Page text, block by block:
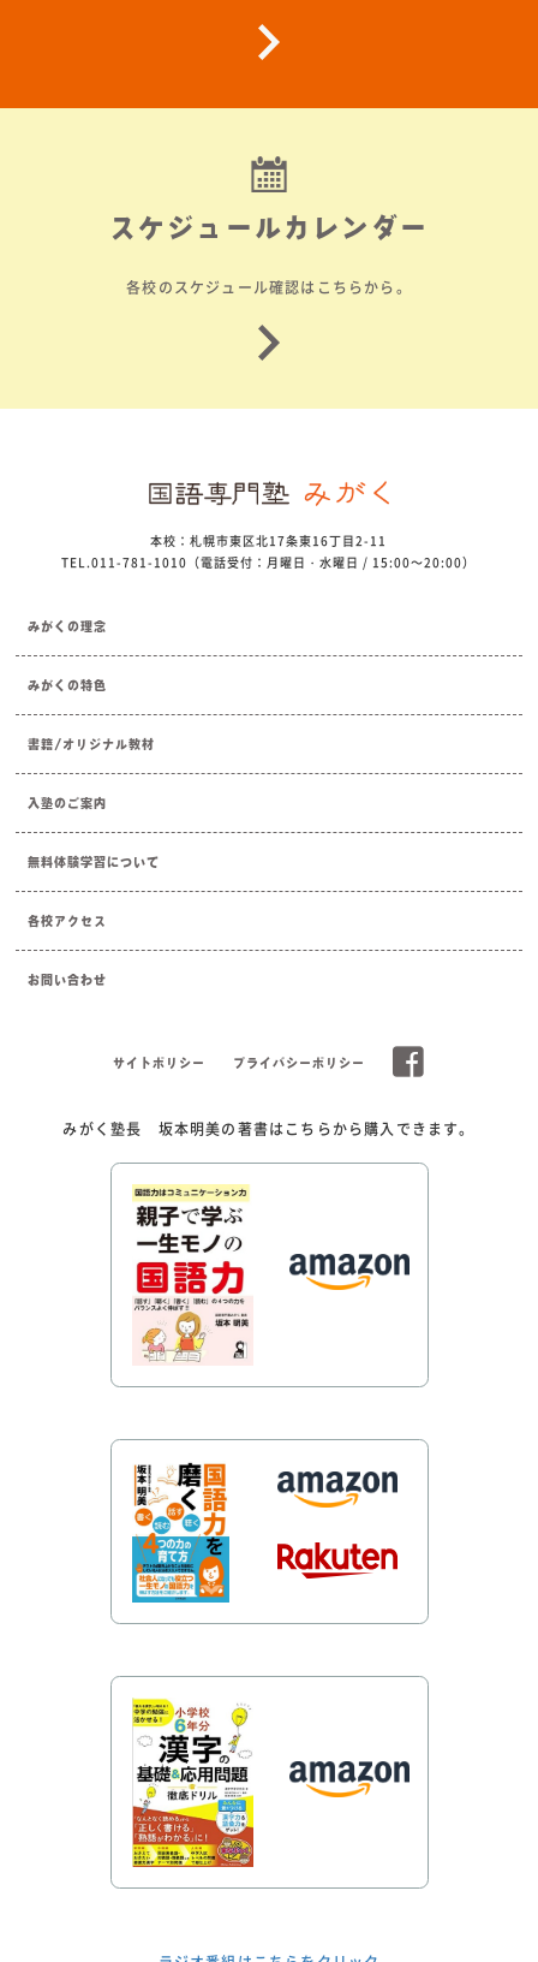
スケジュールカレンダー
各校のスケジュール確認はこちらから。
本校：札幌市東区北17条東16丁目2-11
TEL.011-781-1010（電話受付：月曜日・水曜日 / 15:00～20:00）
みがくの理念
みがくの特色
書籍/オリジナル教材
入塾のご案内
無料体験学習について
各校アクセス
お問い合わせ
サイトポリシー プライバシーポリシー
みがく塾長 坂本明美の著書はこちらから購入できます。